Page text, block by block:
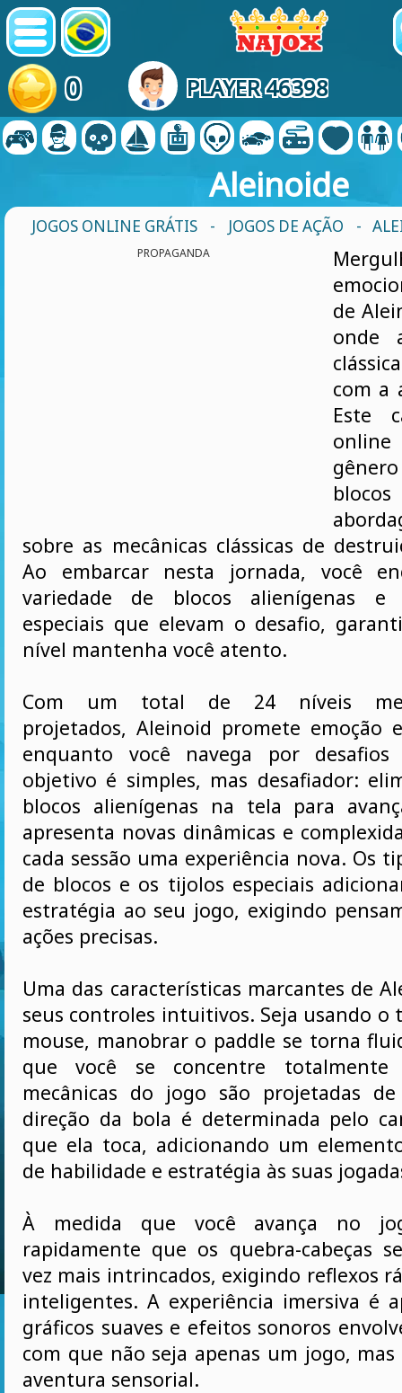
0 PLAYER 46398
Aleinoide
JOGOS ONLINE GRÁTIS - JOGOS DE AÇÃO -
PROPAGANDA
de
onde
com a
Este
sobre as mecânicas clássicas de
Ao embarcar nesta jornada, você
variedade de blocos alienígenas e
especiais que elevam o desafio,
nível mantenha você atento.
Com um total de 24 níveis
projetados, Aleinoid promete emoção
enquanto você navega por desafios
objetivo é simples, mas desafiador:
blocos alienígenas na tela para
apresenta novas dinâmicas e
cada sessão uma experiência nova. Os
de blocos e os tijolos especiais
estratégia ao seu jogo, exigindo
ações precisas.
Uma das características marcantes de
seus controles intuitivos. Seja usando o
mouse, manobrar o paddle se torna
que você se concentre
mecânicas do jogo são projetadas
direção da bola é determinada pelo
que ela toca, adicionando um
de habilidade e estratégia às suas
À medida que você avança no
rapidamente que os quebra-cabeças
vez mais intrincados, exigindo reflexos
inteligentes. A experiência imersiva é
gráficos suaves e efeitos sonoros
com que não seja apenas um jogo,
aventura sensorial.